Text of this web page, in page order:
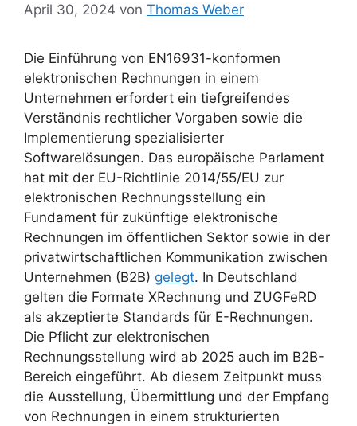
April 30, 2024 von Thomas Weber
Die Einführung von EN16931-konformen
elektronischen Rechnungen in einem
Unternehmen erfordert ein tiefgreifendes
Verständnis rechtlicher Vorgaben sowie die
Implementierung spezialisierter
Softwarelösungen. Das europäische Parlament
hat mit der EU-Richtlinie 2014/55/EU zur
elektronischen Rechnungsstellung ein
Fundament für zukünftige elektronische
Rechnungen im öffentlichen Sektor sowie in der
privatwirtschaftlichen Kommunikation zwischen
Unternehmen (B2B) gelegt. In Deutschland
gelten die Formate XRechnung und ZUGFeRD
als akzeptierte Standards für E-Rechnungen.
Die Pflicht zur elektronischen
Rechnungsstellung wird ab 2025 auch im B2B-
Bereich eingeführt. Ab diesem Zeitpunkt muss
die Ausstellung, Übermittlung und der Empfang
von Rechnungen in einem strukturierten